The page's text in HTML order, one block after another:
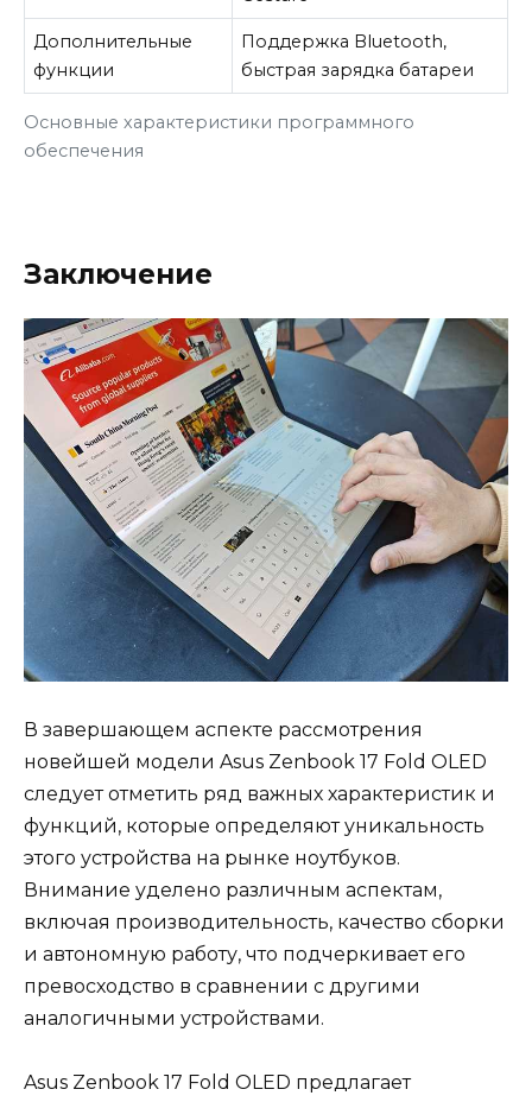
Основные характеристики программного
обеспечения
Дополнительные
функции
Поддержка Bluetooth,
быстрая зарядка батареи
Заключение
В завершающем аспекте рассмотрения
новейшей модели Asus Zenbook 17 Fold OLED
следует отметить ряд важных характеристик и
функций, которые определяют уникальность
этого устройства на рынке ноутбуков.
Внимание уделено различным аспектам,
включая производительность, качество сборки
и автономную работу, что подчеркивает его
превосходство в сравнении с другими
аналогичными устройствами.
Asus Zenbook 17 Fold OLED предлагает